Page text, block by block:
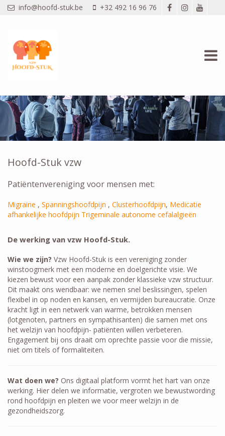
Overslaan en naar de inhoud gaan
info@hoofd-stuk.be +32 492 16 96 76
Hoofd-Stuk vzw
Patiëntenvereniging voor mensen met:
Migraine , Spanningshoofdpijn , Clusterhoofdpijn, Medicatie
afhankelijke hoofdpijn Trigeminale autonome cefalalgieën
De werking van vzw Hoofd-Stuk.
Wie we zijn? Vzw Hoofd-Stuk is een vereniging zonder
winstoogmerk met een moderne en doelgerichte visie. We
kiezen bewust voor een aanpak zonder klassieke vzw structuur.
Dit maakt ons wendbaar: we nemen snel beslissingen, spelen
flexibel in op noden en kansen, en vermijden bureaucratie. Onze
kracht ligt in een netwerk van warme, betrokken mensen
(lotgenoten, partners en sympathisanten) die samen met ons
het welzijn van hoofdpijn- patiënten willen verbeteren.
Engagement bij ons draait om oprechte passie voor die missie,
niet om titels of formaliteiten.
Wat doen we? Ons digitaal platform vormt het hart van onze
werking. Hier delen we informatie, vergroten we bewustwording
rond hoofdpijn en pleiten we voor meer welzijn in de
gezondheidszorg.